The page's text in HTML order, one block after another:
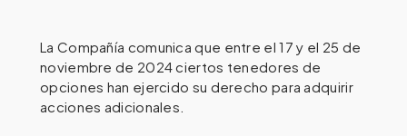
La Compañía comunica que entre el 17 y el 25 de
noviembre de 2024 ciertos tenedores de
opciones han ejercido su derecho para adquirir
acciones adicionales.